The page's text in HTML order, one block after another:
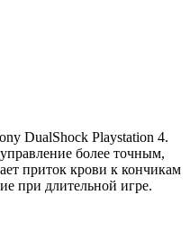
DualShock Playstation 4.
более точным,
приток крови к кончикам
при длительной игре.